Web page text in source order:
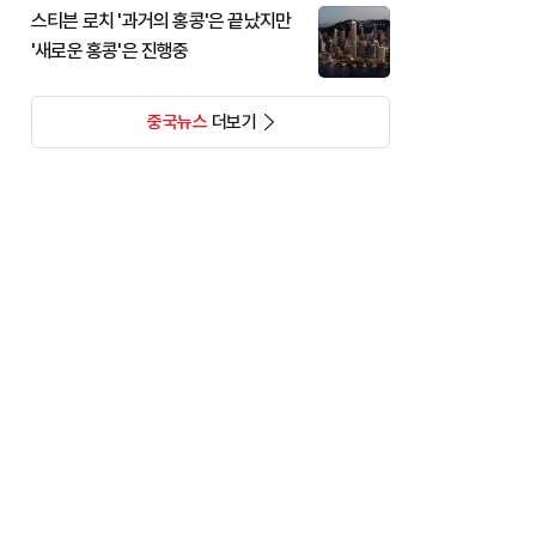
스티븐 로치 '과거의 홍콩'은 끝났지만
'새로운 홍콩'은 진행중
중국뉴스더보기